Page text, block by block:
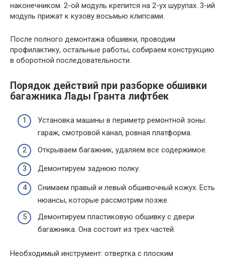
наконечником. 2-ой модуль крепится на 2-ух шурупах. 3-ий
модуль прижат к кузову восьмью клипсами.
После полного демонтажа обшивки, проводим
профилактику, остальные работы, собираем конструкцию
в оборотной последовательности.
Порядок действий при разборке обшивки
багажника Лады Гранта лифтбек
Установка машины в периметр ремонтной зоны:
гараж, смотровой канал, ровная платформа.
Открываем багажник, удаляем все содержимое.
Демонтируем заднюю полку.
Снимаем правый и левый обшивочный кожух. Есть
нюансы, которые рассмотрим позже.
Демонтируем пластиковую обшивку с двери
багажника. Она состоит из трех частей.
Необходимый инструмент: отвертка с плоским